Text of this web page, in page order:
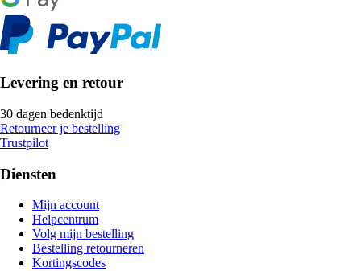
Levering en retour
30 dagen bedenktijd
Retourneer je bestelling
Trustpilot
Diensten
Mijn account
Helpcentrum
Volg mijn bestelling
Bestelling retourneren
Kortingscodes